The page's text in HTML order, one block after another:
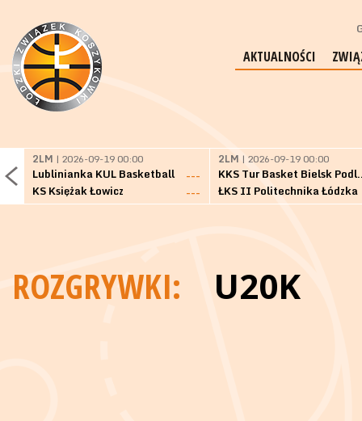
AKTUALNOŚCI
2LM | 2026-09-19 00:00
Lublinianka KUL Basketball
---
KS Księżak Łowicz
---
2LM | 2026-09-19 00:00
KKS Tur
ŁKS II Politechnika Łódzka
ROZGRYWKI: U20K